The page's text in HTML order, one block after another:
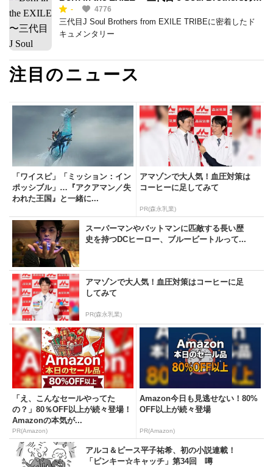
跡〜- 4776
三代目J Soul Brothers from EXILE TRIBEに密着したド
キュメンタリー
注目のニュース
「ワイスピ」「ミッション：イン
ポッシブル」…『アクアマン／失
われた王国』と一緒に...
アマゾンで大人気！血圧対策は
コーヒーに足してみて
PR(森永乳業)
スーパーマンやバットマンに匹敵する長い歴
史を持つDCヒーロー、ブルービートルって...
アマゾンで大人気！血圧対策はコーヒーに足
してみて
PR(森永乳業)
「え、こんなセールやってた
の？」80％OFF以上が続々登場！
Amazonの本気が...
PR(Amazon)
Amazon今日も見逃せない！80%
OFF以上が続々登場
PR(Amazon)
アルコ＆ピース平子祐希、初の小説連載！
「ピンキー☆キャッチ」第34回 噂